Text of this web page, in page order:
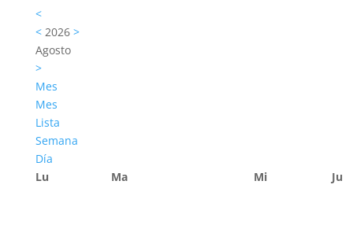
<
<2026 >
Agosto
>
Mes
Mes
Lista
Semana
Día
Lu
Ma Mi Ju